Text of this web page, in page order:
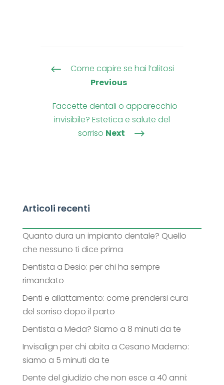
#
Come capire se hai l’alitosi
Previous
Faccette dentali o apparecchio
invisibile? Estetica e salute del
sorriso Next $
Articoli recenti
Quanto dura un impianto dentale? Quello
che nessuno ti dice prima
Dentista a Desio: per chi ha sempre
rimandato
Denti e allattamento: come prendersi cura
del sorriso dopo il parto
Dentista a Meda? Siamo a 8 minuti da te
Invisalign per chi abita a Cesano Maderno:
siamo a 5 minuti da te
Dente del giudizio che non esce a 40 anni: